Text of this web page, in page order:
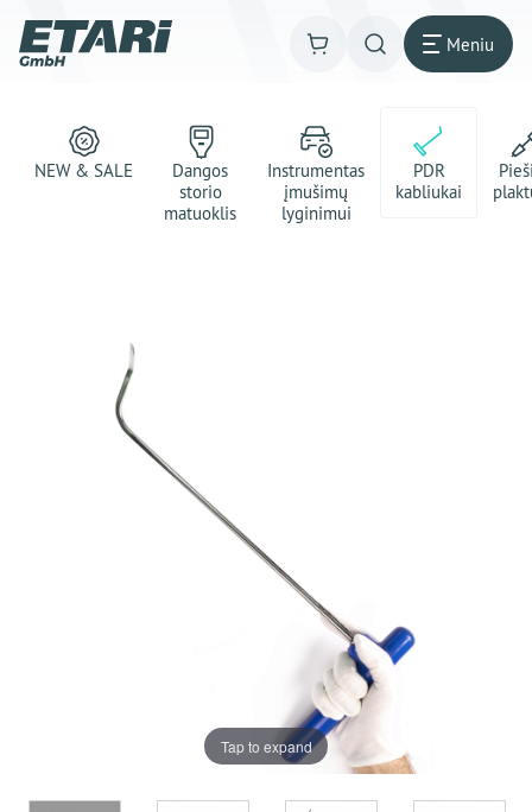
Meniu
NEW & SALE
Dangos
storio
matuoklis
Instrumentas
įmušimų
lyginimui
PDR
kabliukai
Tap to expand